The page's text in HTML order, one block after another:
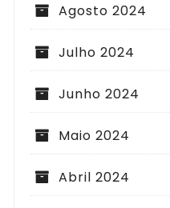
Agosto 2024
Julho 2024
Junho 2024
Maio 2024
Abril 2024